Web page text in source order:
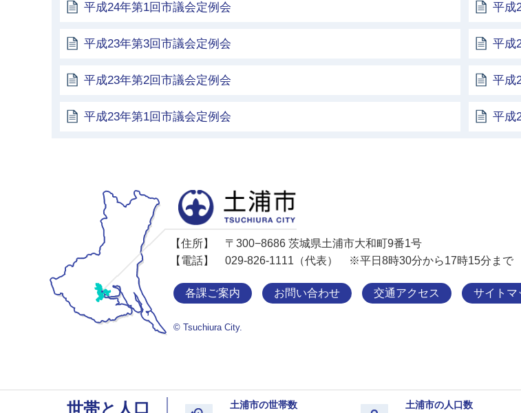
平成24年第1回市議会定例会 平成
平成23年第3回市議会定例会 平成
平成23年第2回市議会定例会 平成
平成23年第1回市議会定例会 平成
【住所】
〒300−8686 茨城県土浦市大和町9番1号
【電話】
029-826-1111（代表） ※平日8時30分から17時15分まで
各課ご案内 お問い合わせ 交通アクセス サイトマ
© Tsuchiura City.